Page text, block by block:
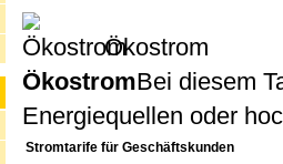
Ökostrom
ÖkostromBei diesem
Energiequellen oder
Stromtarife für Geschäftskunden